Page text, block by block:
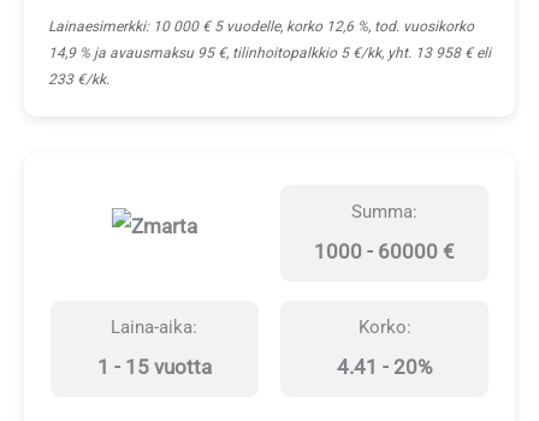
Lainaesimerkki: 10 000 € 5 vuodelle, korko 12,6 %, tod. vuosikorko
14,9 % ja avausmaksu 95 €, tilinhoitopalkkio 5 €/kk, yht. 13 958 € eli
233 €/kk.
Summa:
1000 - 60000 €
Laina-aika:
1 - 15 vuotta
Korko:
4.41 - 20%